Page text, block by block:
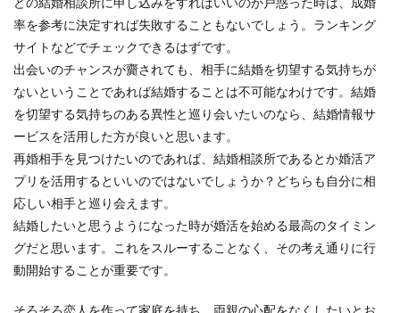
率を参考に決定すれば失敗することもないでしょう。ランキング
サイトなどでチェックできるはずです。
出会いのチャンスが齎されても、相手に結婚を切望する気持ちが
ないということであれば結婚することは不可能なわけです。結婚
を切望する気持ちのある異性と巡り会いたいのなら、結婚情報サ
ービスを活用した方が良いと思います。
再婚相手を見つけたいのであれば、結婚相談所であるとか婚活ア
プリを活用するといいのではないでしょうか？どちらも自分に相
応しい相手と巡り会えます。
結婚したいと思うようになった時が婚活を始める最高のタイミン
グだと思います。これをスルーすることなく、その考え通りに行
動開始することが重要です。
そろそろ恋人を作って家庭を持ち、両親の心配をなくしたいとお